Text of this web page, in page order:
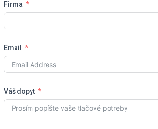
Firma
Email
Váš dopyt